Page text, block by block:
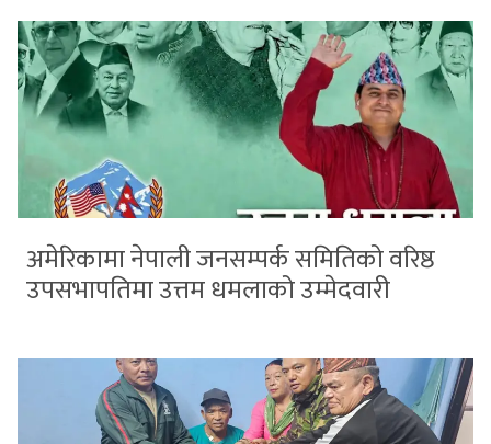
अमेरिकामा नेपाली जनसम्पर्क समितिको वरिष्ठ
उपसभापतिमा उत्तम धमलाको उम्मेदवारी